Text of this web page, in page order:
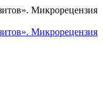
Микрорецензия
Микрорецензия